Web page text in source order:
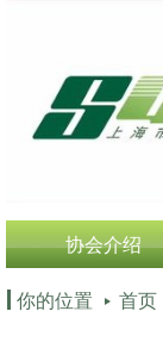
协会介绍
你的位置 首页